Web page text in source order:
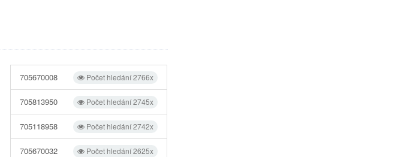
Počet hledání 2766x
705670008
Počet hledání 2745x
705813950
Počet hledání 2742x
705118958
Počet hledání 2625x
705670032